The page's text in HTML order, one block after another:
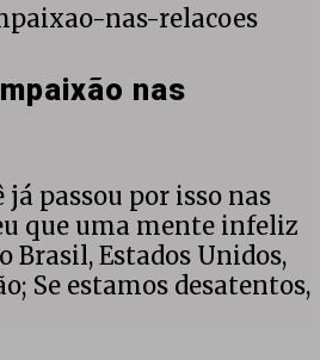
nas
já passou por isso nas
que uma mente infeliz
Brasil, Estados Unidos,
Se estamos desatentos,